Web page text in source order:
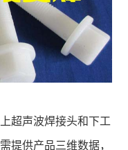
超声波焊接头和下工
提供产品三维数据，